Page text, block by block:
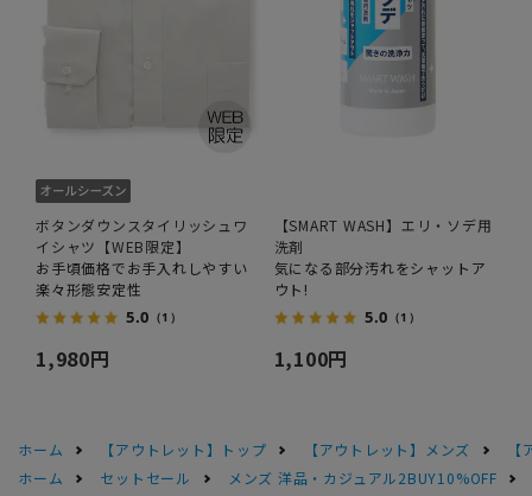
ボタンダウンスタイリッシュワ
イシャツ【WEB限定】
お手頃価格でお手入れしやすい
楽々形態安定性
5.0 （1）
1,980円
【SMART WASH】エリ・ソデ用
洗剤
気になる部分汚れをシャットア
ウト!
5.0 （1）
1,100円
ホーム 【アウトレット】トップ 【アウトレット】メンズ
ホーム
セットセール
メンズ 洋品・カジュアル2BUY10%OFF